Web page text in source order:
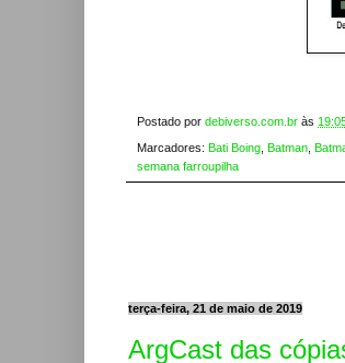
Postado por debiverso.com.br às
Marcadores: Bati Boing Batman
semana farroupilha
terça-feira, 21 de maio de 2019
ArgCast das